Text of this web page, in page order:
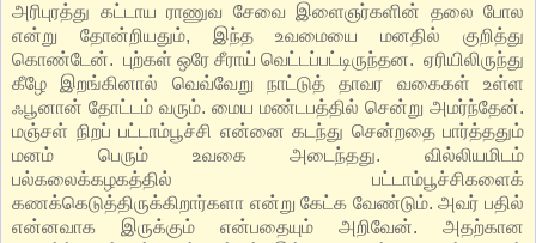
அரிபுரத்து கட்டாய ராணுவ சேவை இளைஞர்களின் தலை போல
என்று தோன்றியதும், இந்த உவமையை மனதில் குறித்து
கொண்டேன். புற்கள் ஒரே சீராய் வெட்டப்பட்டிருந்தன. ஏரியிலிருந்து
கீழே இறங்கினால் வெவ்வேறு நாட்டுத் தாவர வகைகள் உள்ள
ஃபூனான் தோட்டம் வரும். மைய மண்டபத்தில் சென்று அமர்ந்தேன்.
மஞ்சள் நிறப் பட்டாம்பூச்சி என்னை கடந்து சென்றதை பார்த்ததும்
மனம் பெரும் உவகை அடைந்தது. வில்லியமிடம்
பல்கலைக்கழகத்தில் பட்டாம்பூச்சிகளைக்
கணக்கெடுத்திருக்கிறார்களா என்று கேட்க வேண்டும். அவர் பதில்
என்னவாக இருக்கும் என்பதையும் அறிவேன். அதற்கான